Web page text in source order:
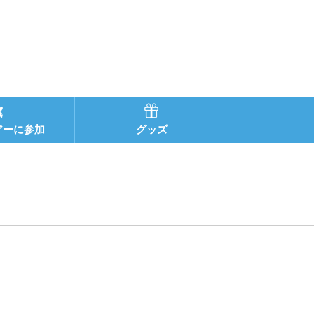
に参加 グッズ